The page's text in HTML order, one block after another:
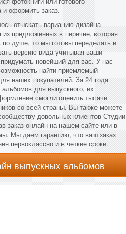
оформить заказ.
отыскать вариацию дизайна
предложенных в перечне, которая
по душе, то мы готовы переделать и
версию вида учитывая ваши
новейший для вас. У нас
найти приемлемый
наших покупателей. За 24 года
альбомов для выпускного, их
смогли оценить тысячи
со всей страны. Вы также можете
довольных клиентов Студии
заказ онлайн на нашем сайте или в
Мы даем гарантию, что ваш заказ
первоклассно и в четкие сроки.
выпускных альбомов